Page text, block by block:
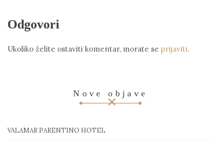
Odgovori
Ukoliko želite ostaviti komentar, morate se prijaviti.
Nove objave
VALAMAR PARENTINO HOTEL